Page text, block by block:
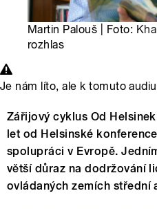
Martin Palouš | Foto:
rozhlas
Je nám líto, ale k tomuto
Zářijový cyklus Od
let od Helsinské
spolupráci v Evropě.
větší důraz na dodržování
ovládaných zemích střední